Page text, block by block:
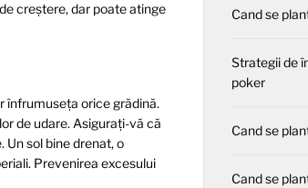
creștere, dar poate atinge
înfrumuseța orice grădină.
de udare. Asigurați-vă că
sol bine drenat, o
Prevenirea excesului
Cand se
Strategii de
poker
Cand se
Cand se